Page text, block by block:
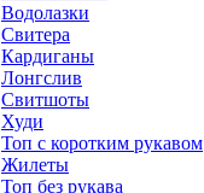
Водолазки
Свитера
Кардиганы
Лонгслив
Свитшоты
Худи
Топ с коротким рукавом
Жилеты
Топ без рукава